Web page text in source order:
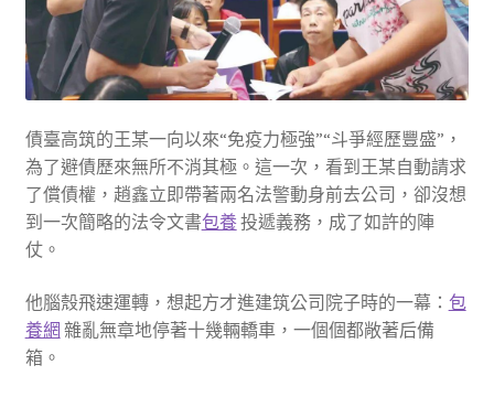
債臺高筑的王某一向以來“免疫力極強”“斗爭經歷豐盛”，
為了避債歷來無所不消其極。這一次，看到王某自動請求
了償債權，趙鑫立即帶著兩名法警動身前去公司，卻沒想
到一次簡略的法令文書包養投遞義務，成了如許的陣
仗。
他腦殼飛速運轉，想起方才進建筑公司院子時的一幕： 包
養網 雜亂無章地停著十幾輛轎車，一個個都敞著后備
箱。